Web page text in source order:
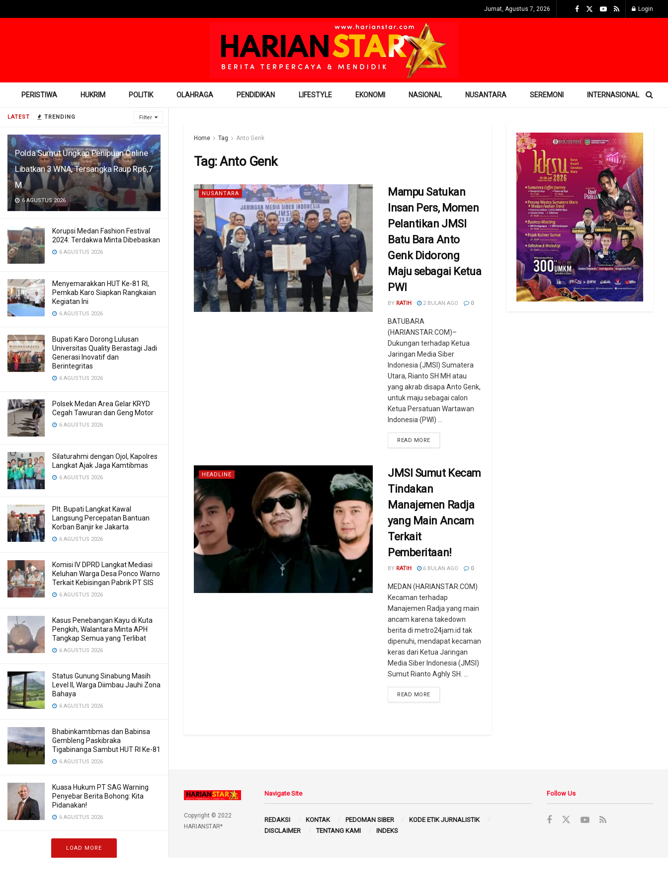
LATEST TRENDING Filter
Polda Sumut Ungkap Penipuan Online
Libatkan 3 WNA, Tersangka Raup Rp6,7
M
6 AGUSTUS 2026
Korupsi Medan Fashion Festival
2024: Terdakwa Minta Dibebaskan
6 AGUSTUS 2026
Menyemarakkan HUT Ke-81 RI,
Pemkab Karo Siapkan Rangkaian
Kegiatan Ini
6 AGUSTUS 2026
Bupati Karo Dorong Lulusan
Universitas Quality Berastagi Jadi
Generasi Inovatif dan
Berintegritas
6 AGUSTUS 2026
Polsek Medan Area Gelar KRYD
Cegah Tawuran dan Geng Motor
6 AGUSTUS 2026
Silaturahmi dengan Ojol, Kapolres
Langkat Ajak Jaga Kamtibmas
6 AGUSTUS 2026
Plt. Bupati Langkat Kawal
Langsung Percepatan Bantuan
Korban Banjir ke Jakarta
6 AGUSTUS 2026
Komisi IV DPRD Langkat Mediasi
Keluhan Warga Desa Ponco Warno
Terkait Kebisingan Pabrik PT SIS
6 AGUSTUS 2026
Kasus Penebangan Kayu di Kuta
Pengkih, Walantara Minta APH
Tangkap Semua yang Terlibat
6 AGUSTUS 2026
Status Gunung Sinabung Masih
Level II, Warga Diimbau Jauhi Zona
Bahaya
6 AGUSTUS 2026
Bhabinkamtibmas dan Babinsa
Gembleng Paskibraka
Tigabinanga Sambut HUT RI Ke-81
6 AGUSTUS 2026
Kuasa Hukum PT SAG Warning
Penyebar Berita Bohong: Kita
Pidanakan!
6 AGUSTUS 2026
LOAD MORE
Jumat, Agustus 7, 2026 Login
PERISTIWA HUKRIM POLITIK OLAHRAGA PENDIDIKAN LIFESTYLE EKONOMI NASIONAL NUSANTARA SEREMONI INTERNASIONAL
Home Tag Anto Genk
Tag:Anto Genk
NUSANTARA
Mampu Satukan
Insan Pers, Momen
Pelantikan JMSI
Batu Bara Anto
Genk Didorong
Maju sebagai Ketua
PWI
BY RATIH 2 BULAN AGO 0
BATUBARA
(HARIANSTAR.COM)–
Dukungan terhadap Ketua
Jaringan Media Siber
Indonesia (JMSI) Sumatera
Utara, Rianto SH MH atau
yang akrab disapa Anto Genk,
untuk maju sebagai calon
Ketua Persatuan Wartawan
Indonesia (PWI) ...
READ MORE
HEADLINE
JMSI Sumut Kecam
Tindakan
Manajemen Radja
yang Main Ancam
Terkait
Pemberitaan!
BY RATIH 6 BULAN AGO 0
MEDAN (HARIANSTAR.COM)
Kecaman terhadap
Manajemen Radja yang main
ancam karena takedown
berita di metro24jam.id tak
dipenuhi, mendapat kecaman
keras dari Ketua Jaringan
Media Siber Indonesia (JMSI)
Sumut Rianto Aghly SH. ...
READ MORE
Copyright © 2022
HARIANSTAR*
Navigate Site
REDAKSI KONTAK PEDOMAN SIBER
KODE ETIK JURNALISTIK
DISCLAIMER
TENTANG KAMI INDEKS
Follow Us